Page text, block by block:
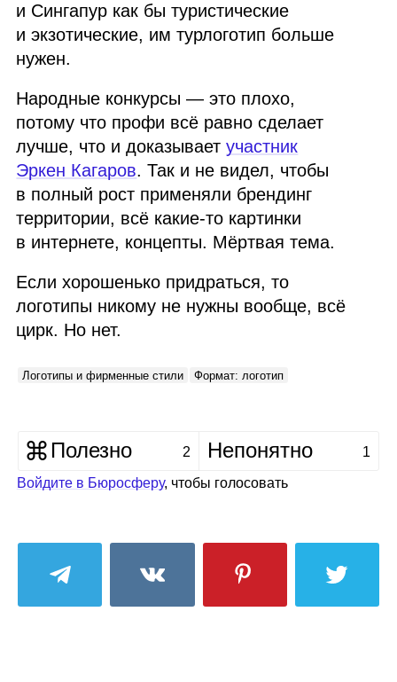
и Сингапур как бы туристические
и экзотические, им турлоготип больше
нужен.
Народные конкурсы — это плохо,
потому что профи всё равно сделает
лучше, что и доказываетучастник
Эркен Кагаров. Так и не видел, чтобы
в полный рост применяли брендинг
территории, всё какие‑то картинки
в интернете, концепты. Мёртвая тема.
Если хорошенько придраться, то
логотипы никому не нужны вообще, всё
цирк. Но нет.
Логотипы и фирменные стили Формат: логотип
Полезно 2 Непонятно 1
Войдите в Бюросферу, чтобы голосовать